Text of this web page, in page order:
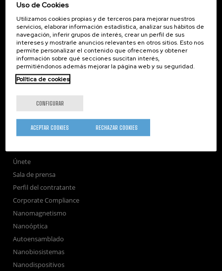
Subscribe to our Newsletter
nanoGUNE
Investigación
Transferencia
Formación
Sociedad
nanoPeople
Publicaciones
Únete
Sala de prensa
Perfil del contratante
Corporate Compliance
Nanomagnetismo
Nanoóptica
Autoensamblado
Nanobiosistemas
Nanodispositivos
Uso de Cookies
Utilizamos cookies propias y de terceros para mejorar nuestros
servicios, elaborar información estadística, analizar sus hábitos de
navegación, inferir grupos de interés, crear un perfil de sus
intereses y mostrarle anuncios relevantes en otros sitios. Esto nos
permite personalizar el contenido que ofrecemos y obtener
información sobre qué secciones suscitan interés,
permitiéndonos además mejorar la página web y su seguridad.
Política de cookies
CONFIGURAR
RECHAZAR COOKIES
ACEPTAR COOKIES